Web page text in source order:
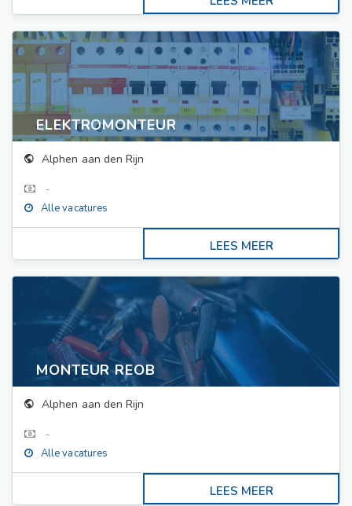
ELEKTROMONTEUR
Alphen aan den Rijn
-
Alle vacatures
MONTEUR REOB
Alphen aan den Rijn
-
Alle vacatures